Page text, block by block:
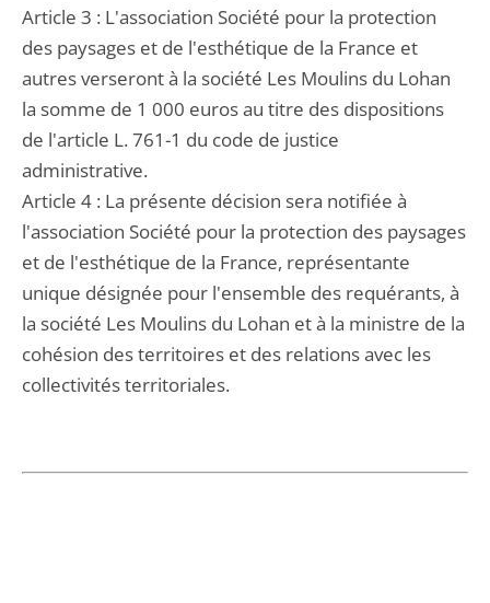
Article 3 : L'association Société pour la protection
des paysages et de l'esthétique de la France et
autres verseront à la société Les Moulins du Lohan
la somme de 1 000 euros au titre des dispositions
de l'article L. 761-1 du code de justice
administrative.
Article 4 : La présente décision sera notifiée à
l'association Société pour la protection des paysages
et de l'esthétique de la France, représentante
unique désignée pour l'ensemble des requérants, à
la société Les Moulins du Lohan et à la ministre de la
cohésion des territoires et des relations avec les
collectivités territoriales.